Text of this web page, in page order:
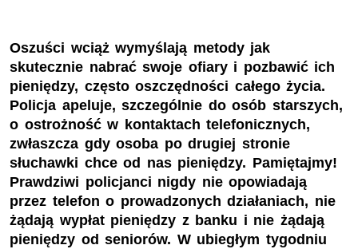
Oszuści wciąż wymyślają metody jak
skutecznie nabrać swoje ofiary i pozbawić ich
pieniędzy, często oszczędności całego życia.
Policja apeluje, szczególnie do osób starszych,
o ostrożność w kontaktach telefonicznych,
zwłaszcza gdy osoba po drugiej stronie
słuchawki chce od nas pieniędzy. Pamiętajmy!
Prawdziwi policjanci nigdy nie opowiadają
przez telefon o prowadzonych działaniach, nie
żądają wypłat pieniędzy z banku i nie żądają
pieniędzy od seniorów. W ubiegłym tygodniu